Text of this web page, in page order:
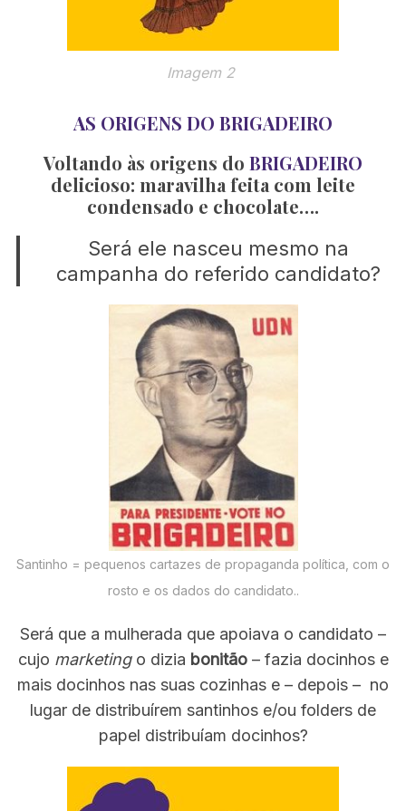
Imagem 2
AS ORIGENS DO BRIGADEIRO
Voltando às origens do BRIGADEIRO
delicioso: maravilha feita com leite
condensado e chocolate….
Será ele nasceu mesmo na
campanha do referido candidato?
Santinho = pequenos cartazes de propaganda política, com o
rosto e os dados do candidato..
Será que a mulherada que apoiava o candidato –
cujo marketingo dizia bonitão– fazia docinhos e
mais docinhos nas suas cozinhas e – depois – no
lugar de distribuírem santinhos e/ou folders de
papel distribuíam docinhos?